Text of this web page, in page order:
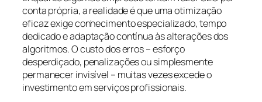
conta própria, a realidade é que uma otimização
eficaz exige conhecimento especializado, tempo
dedicado e adaptação contínua às alterações dos
algoritmos. O custo dos erros – esforço
desperdiçado, penalizações ou simplesmente
permanecer invisível – muitas vezes excede o
investimento em serviços profissionais.